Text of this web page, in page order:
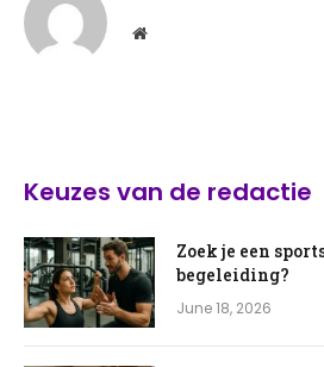
Website
Keuzes van de redactie
Zoek je een
begeleiding?
June 18, 2026